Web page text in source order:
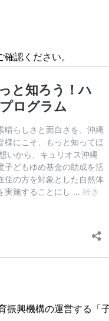
認ください。
振興機構の運営する「